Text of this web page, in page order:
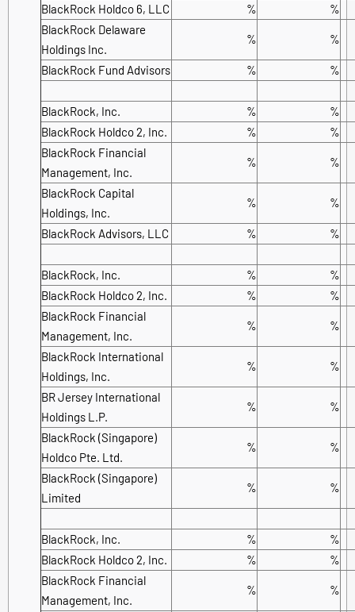
BlackRock Holdco 6, LLC
%
%
BlackRock Delaware
Holdings Inc.
% %
BlackRock Fund Advisors % %
BlackRock, Inc. %
%
BlackRock Holdco 2, Inc.
%
%
BlackRock Financial
Management, Inc.
% %
BlackRock Capital
Holdings, Inc.
% %
BlackRock Advisors, LLC % %
BlackRock, Inc. %
%
BlackRock Holdco 2, Inc.
%
%
BlackRock Financial
Management, Inc.
% %
BlackRock International
Holdings, Inc.
% %
BR Jersey International
Holdings L.P.
% %
BlackRock (Singapore)
Holdco Pte. Ltd.
% %
BlackRock (Singapore)
Limited
% %
BlackRock, Inc. %
%
BlackRock Holdco 2, Inc.
%
%
BlackRock Financial
Management, Inc.
% %